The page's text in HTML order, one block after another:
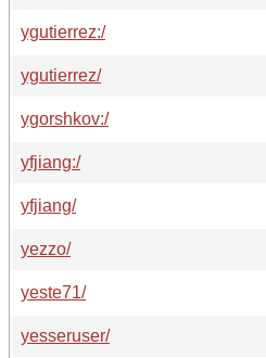
ygutierrez:/
ygutierrez/
ygorshkov:/
yfjiang:/
yfjiang/
yezzo/
yeste71/
yesseruser/